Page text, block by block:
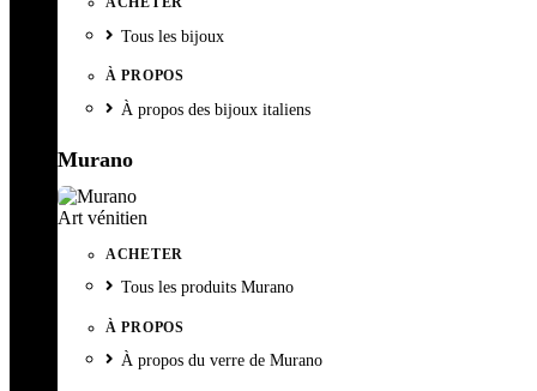
Tous les bijoux
À PROPOS
À propos des bijoux italiens
Murano
Art vénitien
ACHETER
Tous les produits Murano
À PROPOS
À propos du verre de Murano